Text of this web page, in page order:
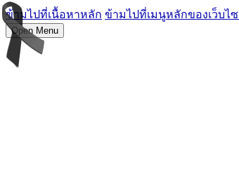
ข้ามไปที่เนื้อหาหลัก ข้ามไปที่เมนูหลักของเว็บไ
Open Menu